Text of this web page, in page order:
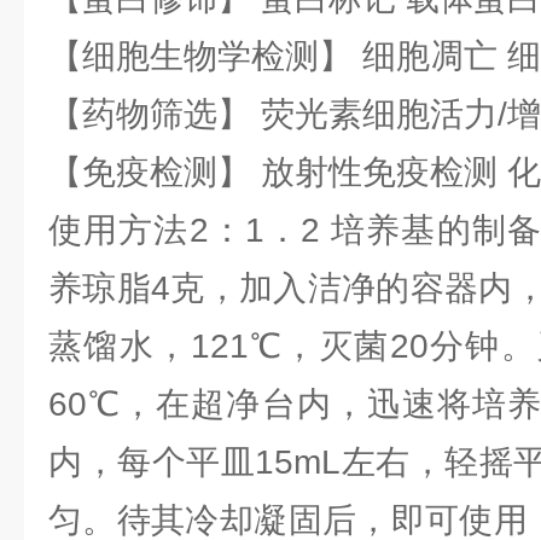
【细胞生物学检测】 细胞凋亡
【药物筛选】 荧光素细胞活力/
【免疫检测】 放射性免疫检测
使用方法2：1．2 培养基的制
养琼脂4克，加入洁净的容器内
蒸馏水，121℃，灭菌20分钟
60℃，在超净台内，迅速将培
内，每个平皿15mL左右，轻摇
匀。待其冷却凝固后，即可使